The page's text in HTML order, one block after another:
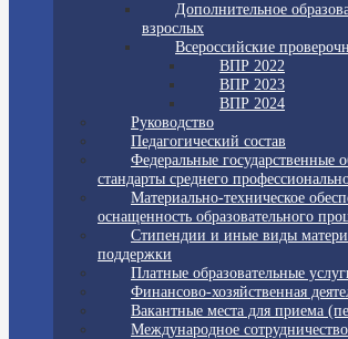
Дополнительное
взрослых
Всероссийские
ВПР 2022
ВПР 2023
ВПР 2024
Руководство
Педагогический состав
Федеральные государственные
стандарты среднего
Материально-техническое
оснащенность образовательного
Стипендии и иные виды
поддержки
Платные образовательные
Финансово-хозяйственная
Вакантные места для приема
Международное сотрудничество